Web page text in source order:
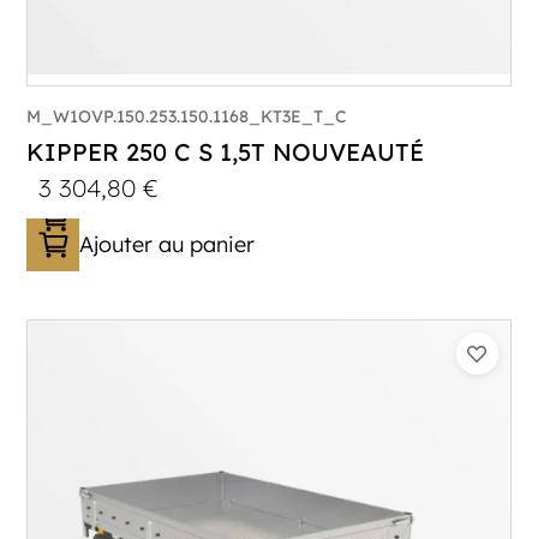
Longueur utile (mm) :2530
Plancher :Plancher en Acier
M_W1OVP.150.253.150.1168_KT3E_T_C
KIPPER 250 C S 1,5T NOUVEAUTÉ
3 304,80€
Ajouter au panier